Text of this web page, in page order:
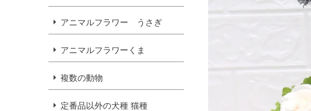
アニマルフラワー うさぎ
アニマルフラワーくま
複数の動物
定番品以外の犬種 猫種